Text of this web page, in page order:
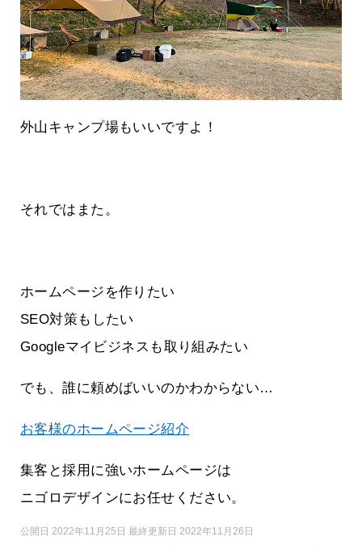
外山キャンプ場もいいですよ！
それではまた。
ホームページを作りたい
SEO対策もしたい
Googleマイビジネスも取り組みたい
でも、誰に頼めばいいのかわからない…
お客様のホームページ紹介
集客と採用に強いホームページは
ニゴロデザインにお任せください。
公開日 2022年11月25日 最終更新日 2022年11月26日